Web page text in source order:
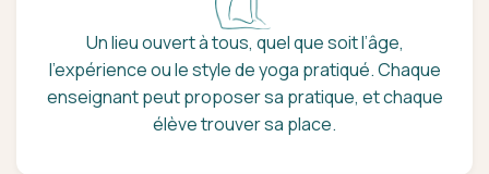
Un lieu ouvert à tous, quel que soit l’âge,
l’expérience ou le style de yoga pratiqué. Chaque
enseignant peut proposer sa pratique, et chaque
élève trouver sa place.